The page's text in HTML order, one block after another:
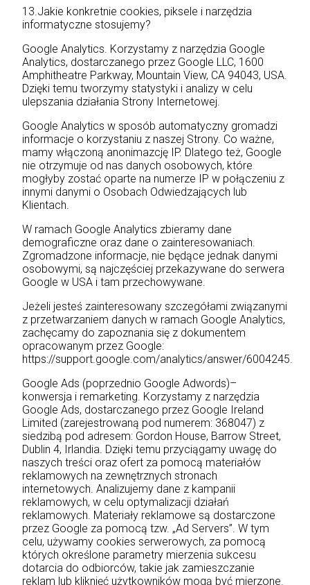
13.Jakie konkretnie cookies, piksele i narzędzia
informatyczne stosujemy?
Google Analytics. Korzystamy z narzędzia Google
Analytics, dostarczanego przez Google LLC, 1600
Amphitheatre Parkway, Mountain View, CA 94043, USA.
Dzięki temu tworzymy statystyki i analizy w celu
ulepszania działania Strony Internetowej.
Google Analytics w sposób automatyczny gromadzi
informacje o korzystaniu z naszej Strony. Co ważne,
mamy włączoną anonimazcję IP. Dlatego też, Google
nie otrzymuje od nas danych osobowych, które
mogłyby zostać oparte na numerze IP w połączeniu z
innymi danymi o Osobach Odwiedzających lub
Klientach.
W ramach Google Analytics zbieramy dane
demograficzne oraz dane o zainteresowaniach.
Zgromadzone informacje, nie będące jednak danymi
osobowymi, są najczęściej przekazywane do serwera
Google w USA i tam przechowywane.
Jeżeli jesteś zainteresowany szczegółami związanymi
z przetwarzaniem danych w ramach Google Analytics,
zachęcamy do zapoznania się z dokumentem
opracowanym przez Google:
https://support.google.com/analytics/answer/6004245.
Google Ads (poprzednio Google Adwords)–
konwersja i remarketing. Korzystamy z narzędzia
Google Ads, dostarczanego przez Google Ireland
Limited (zarejestrowaną pod numerem: 368047) z
siedzibą pod adresem: Gordon House, Barrow Street,
Dublin 4, Irlandia. Dzięki temu przyciągamy uwagę do
naszych treści oraz ofert za pomocą materiałów
reklamowych na zewnętrznych stronach
internetowych. Analizujemy dane z kampanii
reklamowych, w celu optymalizacji działań
reklamowych. Materiały reklamowe są dostarczone
przez Google za pomocą tzw. „Ad Servers”. W tym
celu, używamy cookies serwerowych, za pomocą
których określone parametry mierzenia sukcesu
dotarcia do odbiorców, takie jak zamieszczanie
reklam lub kliknięć użytkowników mogą być mierzone.